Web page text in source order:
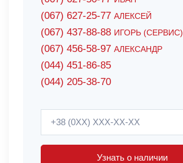
(067) 627-25-77 АЛЕКСЕЙ
(067) 437-88-88 ИГОРЬ (СЕРВИС)
(067) 456-58-97 АЛЕКСАНДР
(044) 451-86-85
(044) 205-38-70
Узнать о наличии